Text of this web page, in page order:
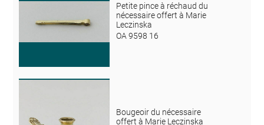
Petite pince à réchaud du
nécessaire offert à Marie
Leczinska
OA 9598 16
Bougeoir du nécessaire
offert à Marie Leczinska